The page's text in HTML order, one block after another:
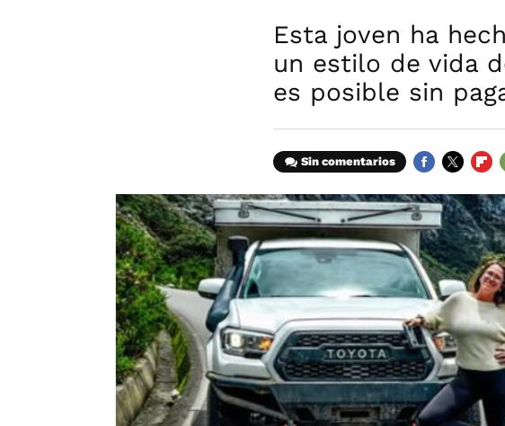
Esta joven ha
un estilo de vida
es posible sin
Sin comentarios